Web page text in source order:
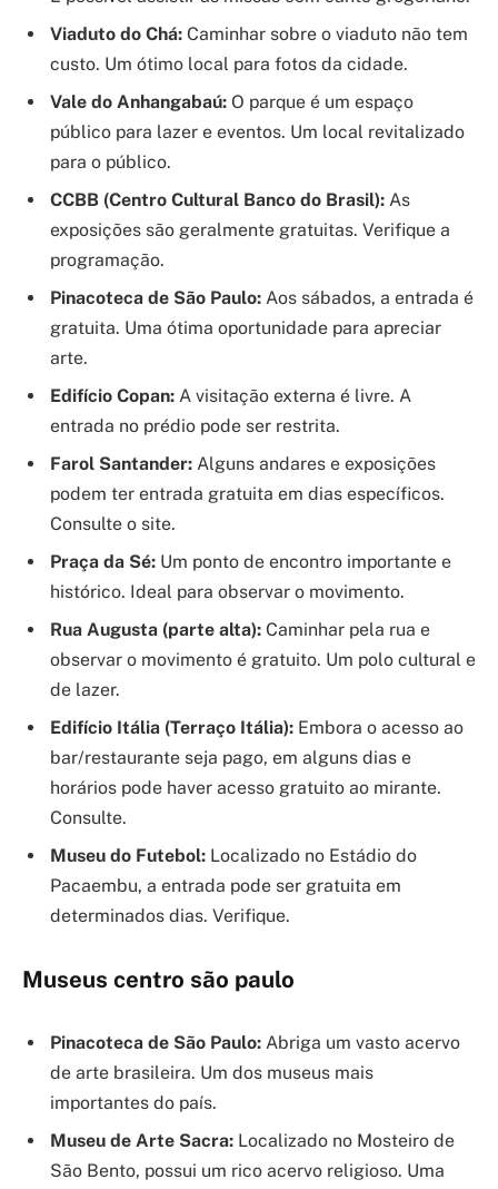
Viaduto do Chá: Caminhar sobre o viaduto não tem
custo. Um ótimo local para fotos da cidade.
Vale do Anhangabaú: O parque é um espaço
público para lazer e eventos. Um local revitalizado
para o público.
CCBB (Centro Cultural Banco do Brasil): As
exposições são geralmente gratuitas. Verifique a
programação.
Pinacoteca de São Paulo: Aos sábados, a entrada é
gratuita. Uma ótima oportunidade para apreciar
arte.
Edifício Copan: A visitação externa é livre. A
entrada no prédio pode ser restrita.
Farol Santander: Alguns andares e exposições
podem ter entrada gratuita em dias específicos.
Consulte o site.
Praça da Sé: Um ponto de encontro importante e
histórico. Ideal para observar o movimento.
Rua Augusta (parte alta): Caminhar pela rua e
observar o movimento é gratuito. Um polo cultural e
de lazer.
Edifício Itália (Terraço Itália): Embora o acesso ao
bar/restaurante seja pago, em alguns dias e
horários pode haver acesso gratuito ao mirante.
Consulte.
Museu do Futebol: Localizado no Estádio do
Pacaembu, a entrada pode ser gratuita em
determinados dias. Verifique.
Museus centro são paulo
Pinacoteca de São Paulo: Abriga um vasto acervo
de arte brasileira. Um dos museus mais
importantes do país.
Museu de Arte Sacra: Localizado no Mosteiro de
São Bento, possui um rico acervo religioso. Uma